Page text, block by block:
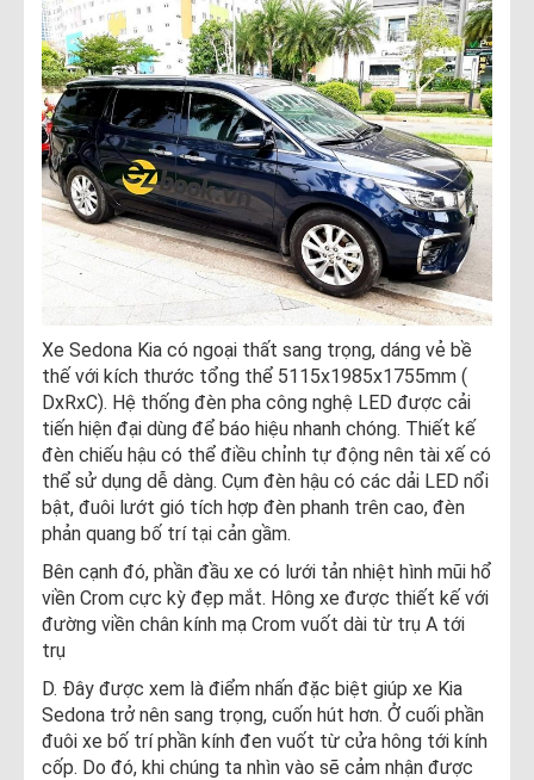
Xe Sedona Kia có ngoại thất sang trọng, dáng vẻ bề
thế với kích thước tổng thể 5115x1985x1755mm (
DxRxC). Hệ thống đèn pha công nghệ LED được cải
tiến hiện đại dùng để báo hiệu nhanh chóng. Thiết kế
đèn chiếu hậu có thể điều chỉnh tự động nên tài xế có
thể sử dụng dễ dàng. Cụm đèn hậu có các dải LED nổi
bật, đuôi lướt gió tích hợp đèn phanh trên cao, đèn
phản quang bố trí tại cản gầm.
Bên cạnh đó, phần đầu xe có lưới tản nhiệt hình mũi hổ
viền Crom cực kỳ đẹp mắt. Hông xe được thiết kế với
đường viền chân kính mạ Crom vuốt dài từ trụ A tới
trụ
D. Đây được xem là điểm nhấn đặc biệt giúp xe Kia
Sedona trở nên sang trọng, cuốn hút hơn. Ở cuối phần
đuôi xe bố trí phần kính đen vuốt từ cửa hông tới kính
cốp. Do đó, khi chúng ta nhìn vào sẽ cảm nhận được